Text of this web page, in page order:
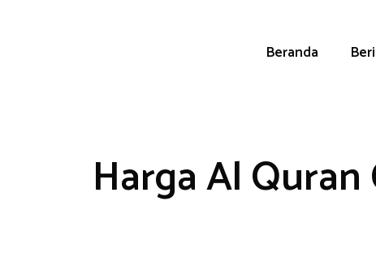
Beranda
Harga Al